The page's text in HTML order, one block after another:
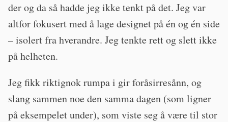
der og da så hadde jeg ikke tenkt på det. Jeg var
altfor fokusert med å lage designet på én og én side
– isolert fra hverandre. Jeg tenkte rett og slett ikke
på helheten.
Jeg fikk riktignok rumpa i gir foråsirresånn, og
slang sammen noe den samma dagen (som ligner
på eksempelet under), som viste seg å være til stor